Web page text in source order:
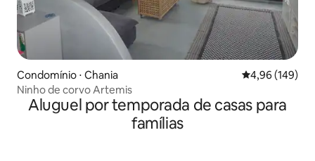
Condomínio ⋅ Chania 4,96 de uma
4,96 (149)
Ninho de corvo Artemis
Aluguel por temporada de casas para
famílias